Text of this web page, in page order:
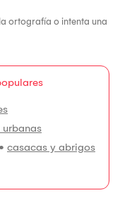
ortografía o intenta una
• casacas y abrigos